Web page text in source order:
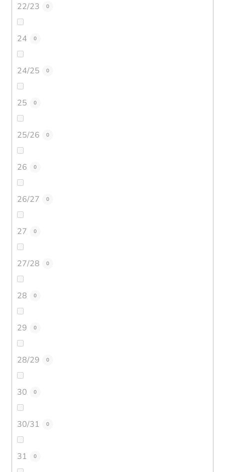
22/23 0
24 0
24/25 0
25 0
25/26 0
26 0
26/27 0
27 0
27/28 0
28 0
29 0
28/29 0
30 0
30/31 0
31 0